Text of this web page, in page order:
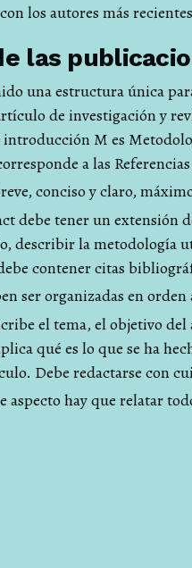
los autores más
las
una estructura única
de investigación y
M es
a las
conciso y claro,
debe tener un extensión
describir la metodología
contener citas
ser organizadas en
el tema, el objetivo
qué es lo que se ha
Debe redactarse con
aspecto hay que relatar